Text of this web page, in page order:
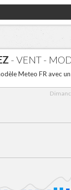
- VENT -
Meteo FR avec